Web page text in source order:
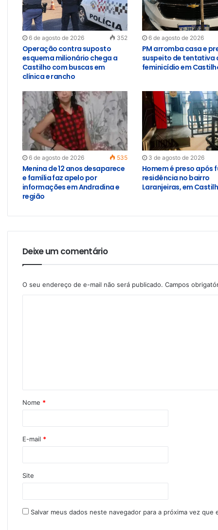
6 de agosto de 2026 352
Operação contra suposto
esquema milionário chega a
Castilho com buscas em
clínica e rancho
6 de agosto de 2026
PM arromba casa e
suspeito de tentativa
feminicídio em
6 de agosto de 2026 535
Menina de 12 anos desaparece
e família faz apelo por
informações em Andradina e
região
3 de agosto de 2026
Homem é preso após
residência no bairro
Laranjeiras, em
Deixe um comentário
O seu endereço de e-mail não será publicado. Campos
Nome *
E-mail *
Site
Salvar meus dados neste navegador para a próxima vez que